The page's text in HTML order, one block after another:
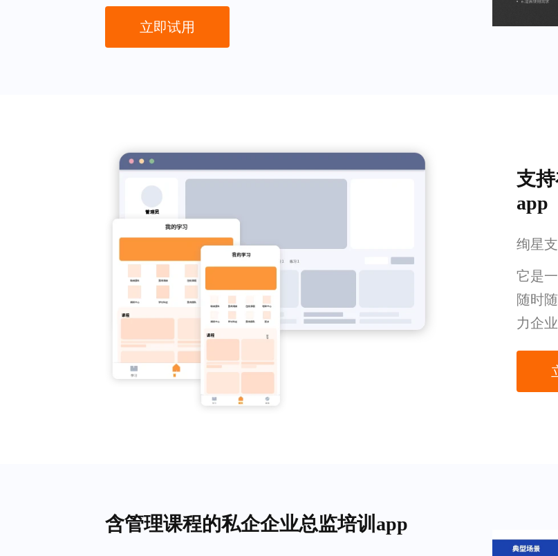
立即试用
支
app
绚星
它是
随时
力企
含管理课程的私企企业总监培训app